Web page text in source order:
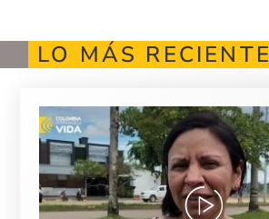
LO MÁS RECIENTE